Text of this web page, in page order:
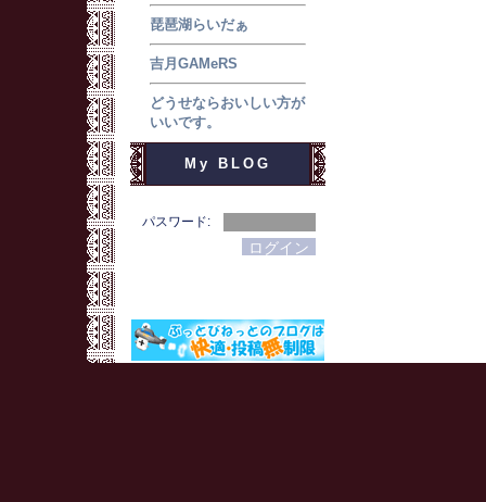
琵琶湖らいだぁ
吉月GAMeRS
どうせならおいしい方が
いいです。
My BLOG
パスワード: